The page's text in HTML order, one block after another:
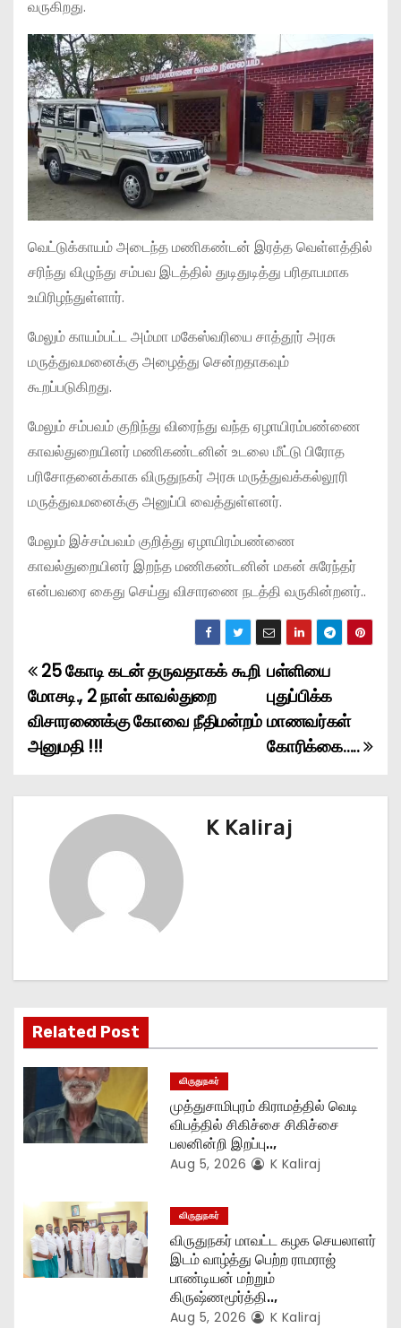
வருகிறது.
வெட்டுக்காயம் அடைந்த மணிகண்டன் இரத்த வெள்ளத்தில்
சரிந்து விழுந்து சம்பவ இடத்தில் துடிதுடித்து பரிதாபமாக
உயிரிழந்துள்ளார்.
மேலும் காயம்பட்ட அம்மா மகேஸ்வரியை சாத்தூர் அரசு
மருத்துவமனைக்கு அழைத்து சென்றதாகவும்
கூறப்படுகிறது.
மேலும் சம்பவம் குறிந்து விரைந்து வந்த ஏழாயிரம்பண்ணை
காவல்துறையினர் மணிகண்டனின் உடலை மீட்டு பிரோத
பரிசோதனைக்காக விருதுநகர் அரசு மருத்துவக்கல்லூரி
மருத்துவமனைக்கு அனுப்பி வைத்துள்ளனர்.
மேலும் இச்சம்பவம் குறித்து ஏழாயிரம்பண்ணை
காவல்துறையினர் இறந்த மணிகண்டனின் மகன் சுரேந்தர்
என்பவரை கைது செய்து விசாரணை நடத்தி வருகின்றனர்..
P
o
s
t
g
a
t
o
பள்ளியை
புதுப்பிக்க
மாணவர்கள்
கோரிக்கை…..
25 கோடி கடன் தருவதாகக் கூறி
மோசடி., 2 நாள் காவல்துறை
விசாரணைக்கு கோவை நீதிமன்றம்
அனுமதி !!!
K Kaliraj
Related Post
விருதுநகர்
முத்துசாமிபுரம் கிராமத்தில் வெடி
விபத்தில் சிகிச்சை சிகிச்சை
பலனின்றி இறப்பு..,
Aug 5, 2026 K Kaliraj
விருதுநகர்
விருதுநகர் மாவட்ட கழக செயலாளர்
இடம் வாழ்த்து பெற்ற ராமராஜ்
பாண்டியன் மற்றும்
கிருஷ்ணமூர்த்தி..,
Aug 5, 2026 K Kaliraj